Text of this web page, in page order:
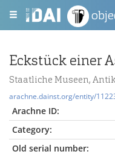
Staatliche Museen,
arachne.dainst.org/entity/
Arachne ID:
Category:
Old serial number: